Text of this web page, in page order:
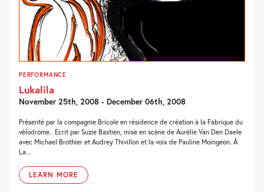
PERFORMANCE
Lukalila
November 25th, 2008 - December 06th, 2008
Présenté par la compagnie Bricole en résidence de création à la Fabrique du
vélodrome.. Ecrit par Suzie Bastien, mise en scène de Aurélie Van Den Daele
avec Michael Brothier et Audrey Thivillon et la voix de Pauline Moingeon. À
La...
LEARN MORE